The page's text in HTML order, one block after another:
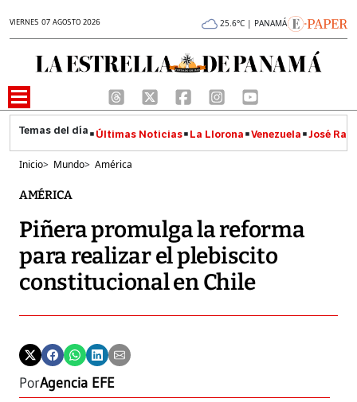
VIERNES 07 AGOSTO 2026 25.6°C | PANAMÁ
Últimas Noticias La Llorona Venezuela José
Inicio> Mundo> América
AMÉRICA
Piñera promulga la reforma
para realizar el plebiscito
constitucional en Chile
PorAgencia EFE